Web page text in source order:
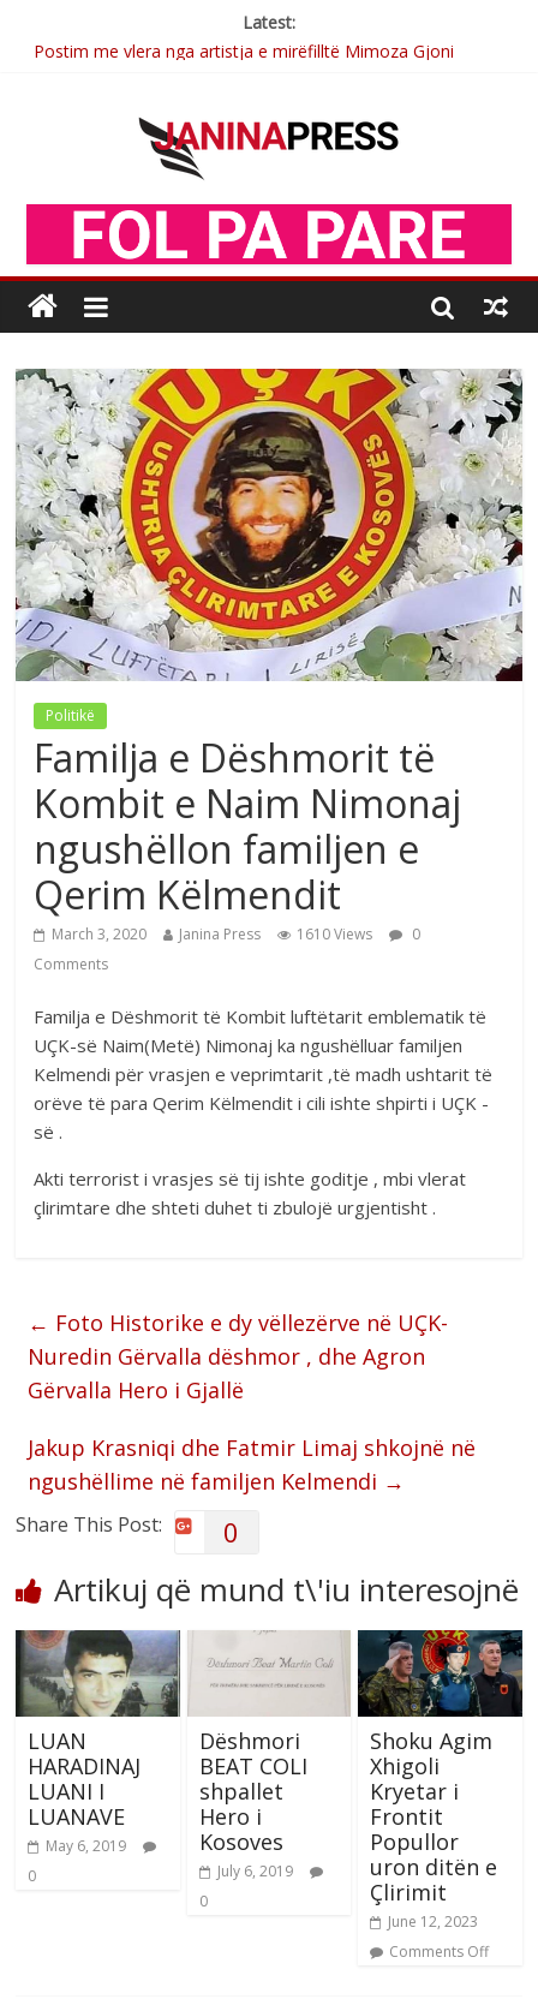
Latest:
Postim me vlera nga artistja e mirëfilltë Mimoza Gjoni
Brahim Çekaj njē veprimtar i respektuar i çeshtjës kombëtare
Sulm , pse të dua ty
Politikë
Familja e Dëshmorit të
Kombit e Naim Nimonaj
ngushëllon familjen e
Qerim Këlmendit
March 3, 2020 Janina Press 1610 Views
0
Comments
Familja e Dëshmorit të Kombit luftëtarit emblematik të
UÇK-së Naim(Metë) Nimonaj ka ngushëlluar familjen
Kelmendi për vrasjen e veprimtarit ,të madh ushtarit të
orëve të para Qerim Këlmendit i cili ishte shpirti i UÇK -
së .
Akti terrorist i vrasjes së tij ishte goditje , mbi vlerat
çlirimtare dhe shteti duhet ti zbulojë urgjentisht .
← Foto Historike e dy vëllezërve në UÇK-
Nuredin Gërvalla dëshmor , dhe Agron
Gërvalla Hero i Gjallë
Jakup Krasniqi dhe Fatmir Limaj shkojnë në
ngushëllime në familjen Kelmendi →
Share This Post: 0
Artikuj që mund t\'iu interesojnë
LUAN
HARADINAJ
LUANI I
LUANAVE
May 6, 2019
0
Dëshmori
BEAT COLI
shpallet
Hero i
Kosoves
July 6, 2019
0
Shoku Agim
Xhigoli
Kryetar i
Frontit
Popullor
uron ditën e
Çlirimit
June 12, 2023
Comments Off